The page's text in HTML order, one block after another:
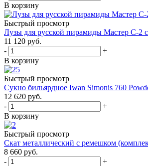
В корзину
Быстрый просмотр
Лузы для русской пирамиды Мастер C-2
11 120 руб.
-
+
В корзину
Быстрый просмотр
Сукно бильярдное Iwan Simonis 760
12 620 руб.
-
+
В корзину
Быстрый просмотр
Скат металлический с ремешком
8 660 руб.
-
+